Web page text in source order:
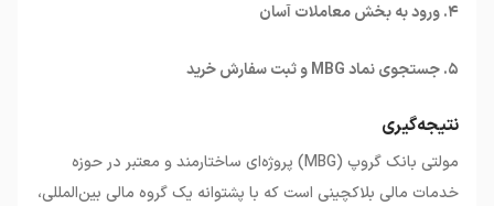
۴. ورود به بخش معاملات آسان
۵. جستجوی نماد MBG و ثبت سفارش خرید
نتیجه‌گیری
مولتی بانک گروپ (MBG) پروژه‌ای ساختارمند و معتبر در حوزه
خدمات مالی بلاکچینی است که با پشتوانه یک گروه مالی بین‌المللی،